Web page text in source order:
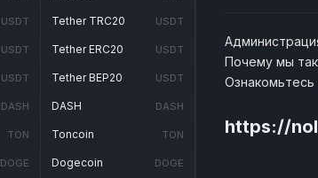
USDT
USDT
USDT
DASH
TON
DOGE
Tether TRC20 USDT
Tether ERC20 USDT
Tether BEP20 USDT
DASH DASH
Toncoin TON
Dogecoin DOGE
Почему мы
Ознакомьтесь
https://